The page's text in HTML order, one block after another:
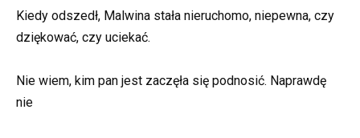
Kiedy odszedł, Malwina stała nieruchomo, niepewna, czy
dziękować, czy uciekać.
Nie wiem, kim pan jest zaczęła się podnosić. Naprawdę
nie